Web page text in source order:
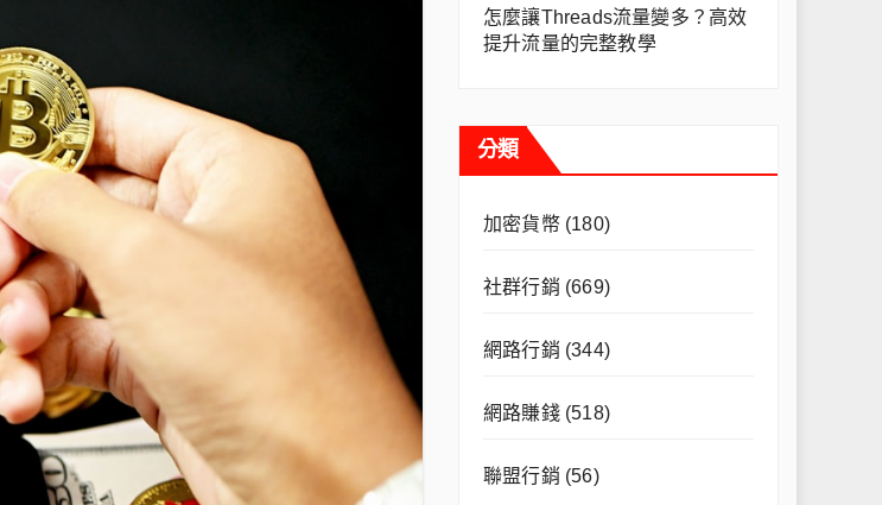
怎麼讓Threads流量變多？高效
提升流量的完整教學
分類
加密貨幣(180)
社群行銷 (669)
網路行銷 (344)
網路賺錢(518)
聯盟行銷 (56)